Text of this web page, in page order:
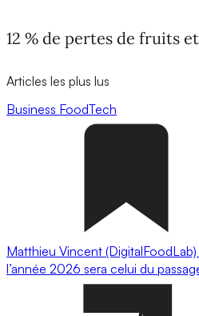
12 % de pertes de fruits et
Articles les plus lus
Business FoodTech
Matthieu Vincent
l’année 2026 sera celui du